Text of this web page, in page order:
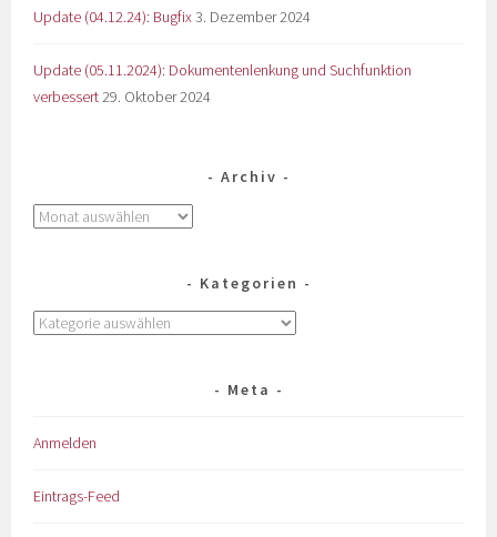
Update (04.12.24): Bugfix3. Dezember 2024
Update (05.11.2024): Dokumentenlenkung und Suchfunktion
verbessert29. Oktober 2024
Archiv
Kategorien
Meta
Anmelden
Eintrags-Feed